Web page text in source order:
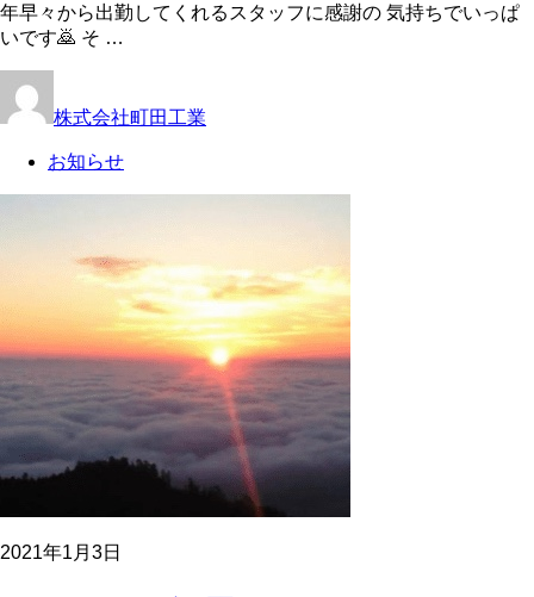
年早々から出勤してくれるスタッフに感謝の 気持ちでいっぱ
いです🙇 そ …
株式会社町田工業
お知らせ
2021年1月3日